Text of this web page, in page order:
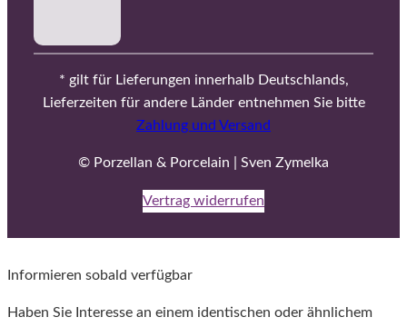
* gilt für Lieferungen innerhalb Deutschlands,
Lieferzeiten für andere Länder entnehmen Sie bitte
Zahlung und Versand
© Porzellan & Porcelain | Sven Zymelka
Vertrag widerrufen
Informieren sobald verfügbar
Haben Sie Interesse an einem identischen oder ähnlichem